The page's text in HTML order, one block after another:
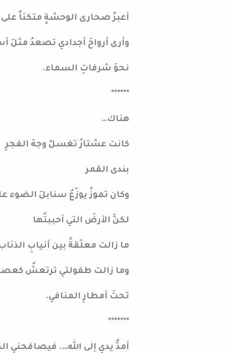
أعبرُ صحارى الوحشةٍ متكئاً على
وأرى أرواحَ أجدادي تصعدُ مثلَ
نحوَ شرفاتِ السماء.
******
هناك…
كانت عشتارُ تغسلُ وجهَ الفجرِ
بندى القمر
وكان تموزُ يوزّعُ سنابلَ الضوء
لكنَّ الأرضَ التي أحببتُها
ما زالت معلّقةً بين أنيابِ
وما زالت طفولتي ترتعشُ
تحتَ أمطارِ المنافي.
*******
أمدُّ يدي إلى الله…. فيصافحني